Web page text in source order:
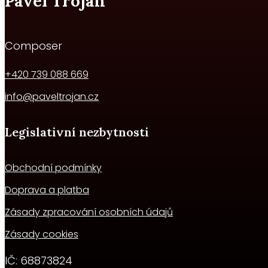
Composer
+420 739 088 669
info@paveltrojan.cz
Legislativní nezbytnosti
Obchodní podmínky
Doprava a platba
Zásady zpracování osobních údajů
Zásady cookies
IČ: 68873824